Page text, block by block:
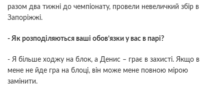
разом два тижні до чемпіонату, провели невеличкий збір в
Запоріжжі.
- Як розподіляються ваші обов’язки у вас в парі?
- Я більше ходжу на блок, а Денис – грає в захисті. Якщо в
мене не йде гра на блоці, він може мене повною мірою
замінити.